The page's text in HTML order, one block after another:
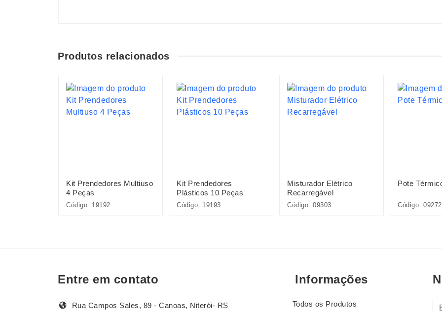
Produtos relacionados
Kit Prendedores Multiuso
4 Peças
Código: 19192
Kit Prendedores
Plásticos 10 Peças
Código: 19193
Misturador Elétrico
Recarregável
Código: 09303
Pote
Código: 09272
Entre em contato
Rua Campos Sales, 89 - Canoas, Niterói- RS
Informações
Todos os Produtos